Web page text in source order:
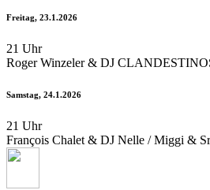
Freitag, 23.1.2026
21 Uhr
Roger Winzeler & DJ
Samstag, 24.1.2026
21 Uhr
François Chalet & DJ Nelle / Miggi &